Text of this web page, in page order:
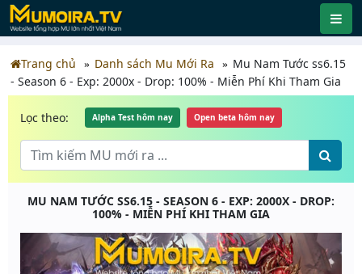
Trang chủ Danh sách Mu Mới Ra
Mu Nam Tước ss6.15
- Season 6 - Exp: 2000x - Drop: 100% - Miễn Phí Khi Tham Gia
Lọc theo: Alpha Test hôm nay Open beta hôm nay
MU NAM TƯỚC SS6.15 - SEASON 6 - EXP: 2000X - DROP:
100% - MIỄN PHÍ KHI THAM GIA